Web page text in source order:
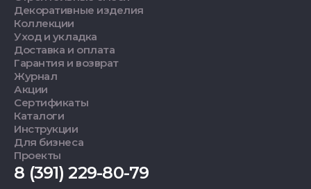
Декоративные изделия
Коллекции
Уход и укладка
Доставка и оплата
Гарантия и возврат
Журнал
Акции
Сертификаты
Каталоги
Инструкции
Для бизнеса
Проекты
8 (391) 229-80-79